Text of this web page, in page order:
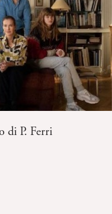
di P. Ferri